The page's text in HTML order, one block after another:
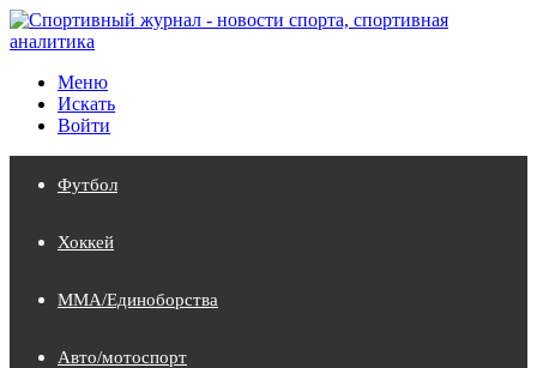
Меню
Искать
Войти
Футбол
Хоккей
MMA/Единоборства
Авто/мотоспорт